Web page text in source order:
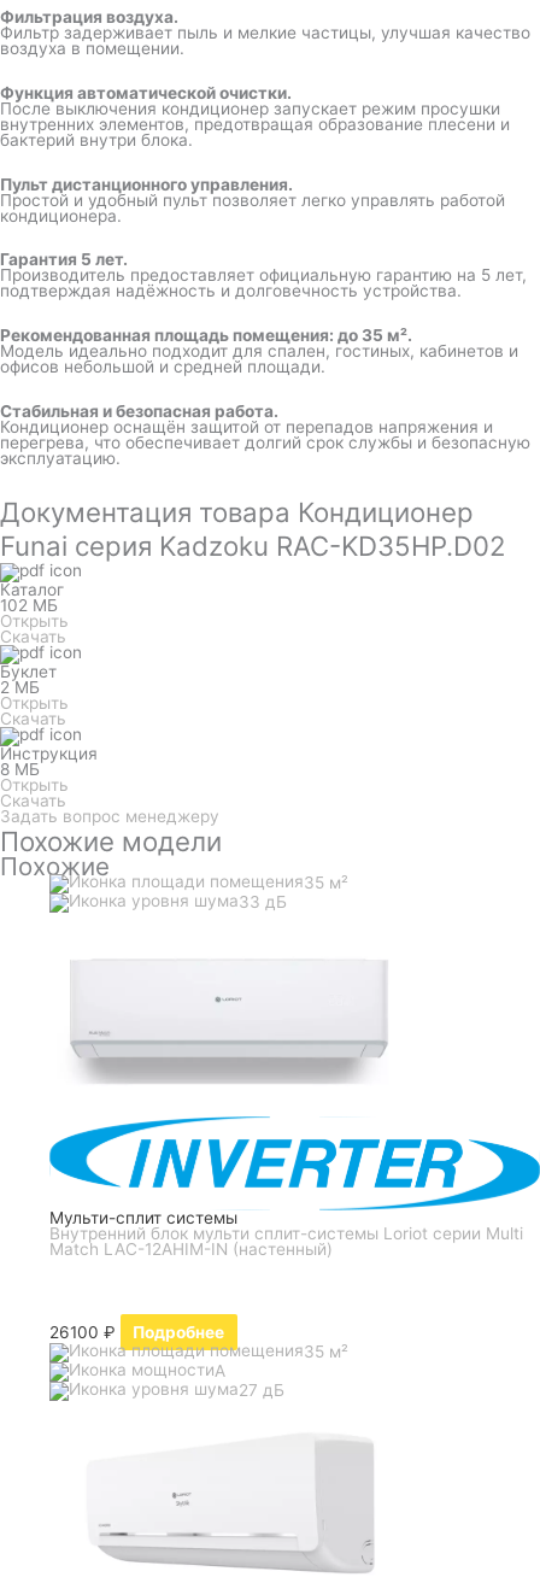
Фильтрация воздуха.
Фильтр задерживает пыль и мелкие частицы, улучшая качество
воздуха в помещении.
Функция автоматической очистки.
После выключения кондиционер запускает режим просушки
внутренних элементов, предотвращая образование плесени и
бактерий внутри блока.
Пульт дистанционного управления.
Простой и удобный пульт позволяет легко управлять работой
кондиционера.
Гарантия 5 лет.
Производитель предоставляет официальную гарантию на 5 лет,
подтверждая надёжность и долговечность устройства.
Рекомендованная площадь помещения: до 35 м².
Модель идеально подходит для спален, гостиных, кабинетов и
офисов небольшой и средней площади.
Стабильная и безопасная работа.
Кондиционер оснащён защитой от перепадов напряжения и
перегрева, что обеспечивает долгий срок службы и безопасную
эксплуатацию.
Документация товара Кондиционер
Funai серия Kadzoku RAC-KD35HP.D02
Каталог
102 МБ
Открыть
Скачать
Буклет
2 МБ
Открыть
Скачать
Инструкция
8 МБ
Открыть
Скачать
Задать вопрос менеджеру
Похожие модели
Похожие
35 м²
33 дБ
Мульти-сплит системы
Внутренний блок мульти сплит-системы Loriot серии Multi
Match LAC-12AHIM-IN (настенный)
26100₽
Подробнее
35 м²
A
27 дБ